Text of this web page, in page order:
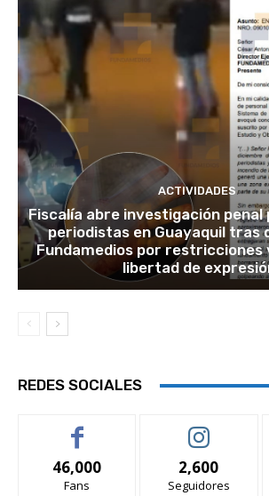
ACTIVIDADES
Fiscalía abre investigación penal
periodistas en Guayaquil tras
Fundamedios por restricciones
libertad de
REDES SOCIALES
46,000
Fans
2,600
Seguidores